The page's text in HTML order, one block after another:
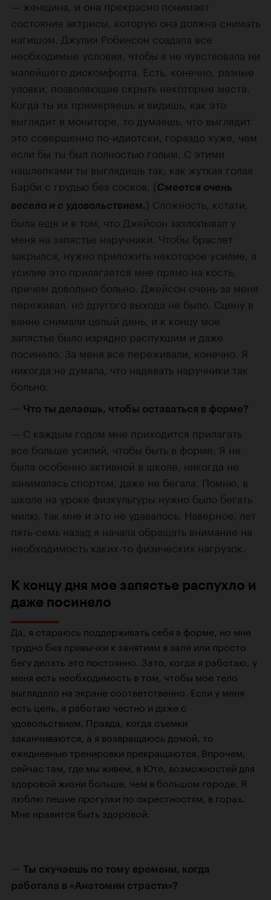
— женщина, и она прекрасно понимает
состояние актрисы, которую она должна снимать
нагишом. Джулия Робинсон создала все
необходимые условия, чтобы я не чувствовала ни
малейшего дискомфорта. Есть, конечно, разные
уловки, позволяющие скрыть некоторые места.
Когда ты их примеряешь и видишь, как это
выглядит в мониторе, то думаешь, что выглядит
это совершенно по-идиотски , гораздо хуже, чем
если бы ты был полностью голым. С этими
нашлепками ты выглядишь так, как жуткая голая
Барби с грудью без сосков. (Смеется очень
весело и с удовольствием.) Сложность, кстати,
была еще и в том, что Джейсон захлопывал у
меня на запястье наручники. Чтобы браслет
закрылся, нужно приложить некоторое усилие, а
усилие это прилагается мне прямо на кость,
причем довольно больно. Джейсон очень за меня
переживал, но другого выхода не было. Сцену в
ванне снимали целый день, и к концу мое
запястье было изрядно распухшим и даже
посинело. За меня все переживали, конечно. Я
никогда не думала, что надевать наручники так
больно.
Что ты делаешь, чтобы оставаться в форме?
С каждым годом мне приходится прилагать
все больше усилий, чтобы быть в форме. Я не
была особенно активной в школе, никогда не
занималась спортом, даже не бегала. Помню, в
школе на уроке физкультуры нужно было бегать
милю, так мне и это не удавалось. Наверное, лет
пять-семь назад я начала обращать внимание на
необходимость каких-то физических нагрузок.
К концу дня мое запястье распухло и
даже посинело
Да, я стараюсь поддерживать себя в форме, но мне
трудно без привычки к занятиям в зале или просто
бегу делать это постоянно. Зато, когда я работаю, у
меня есть необходимость в том, чтобы мое тело
выглядело на экране соответственно. Если у меня
есть цель, я работаю честно и даже с
удовольствием. Правда, когда съемки
заканчиваются, а я возвращаюсь домой, то
ежедневные тренировки прекращаются. Впрочем,
сейчас там, где мы живем, в Юте, возможностей для
здоровой жизни больше, чем в большом городе. Я
люблю пешие прогулки по окрестностям, в горах.
Мне нравится быть здоровой.
Ты скучаешь по тому времени, когда
работала в «Анатомии страсти»?